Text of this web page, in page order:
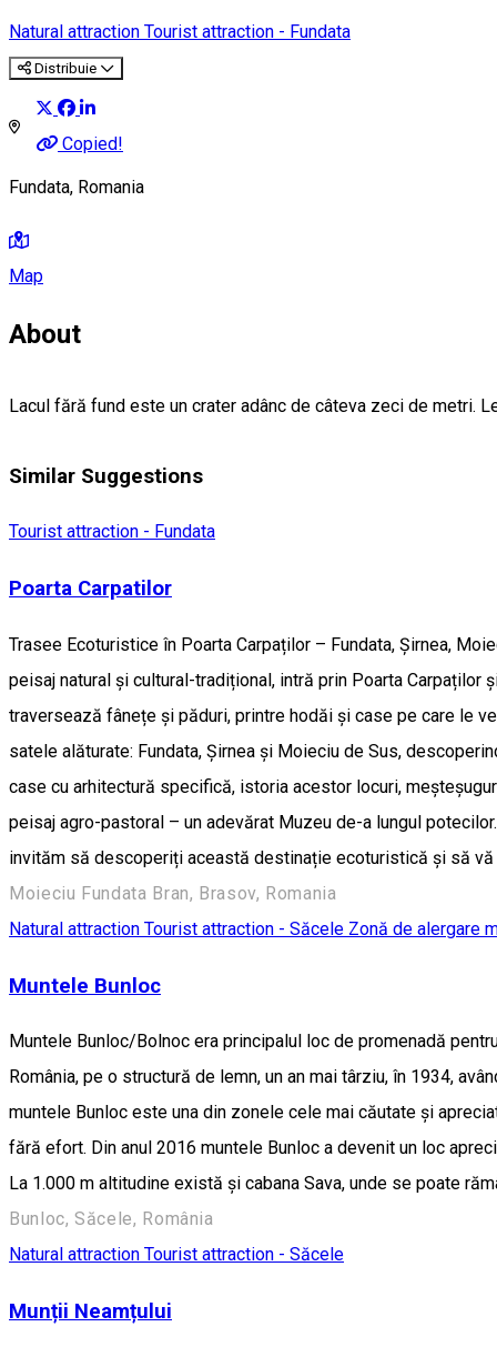
Natural attraction Tourist attraction - Fundata
Distribuie
Copied!
Fundata, Romania
Map
About
Lacul fără fund este un crater adânc de câteva zeci de metri.
Similar Suggestions
Tourist attraction - Fundata
Poarta Carpatilor
Trasee Ecoturistice în Poarta Carpaților – Fundata, Șirnea,
peisaj natural și cultural-tradițional, intră prin Poarta
traversează fânețe și păduri, printre hodăi și case pe care le
satele alăturate: Fundata, Șirnea și Moieciu de Sus,
case cu arhitectură specifică, istoria acestor locuri,
peisaj agro-pastoral – un adevărat Muzeu de-a lungul
invităm să descoperiți această destinație ecoturistică și să
Moieciu Fundata Bran, Brasov, Romania
Natural attraction Tourist attraction - Săcele Zonă de alergare
Muntele Bunloc
Muntele Bunloc/Bolnoc era principalul loc de promenadă
România, pe o structură de lemn, un an mai târziu, în 1934,
muntele Bunloc este una din zonele cele mai căutate și
fără efort. Din anul 2016 muntele Bunloc a devenit un loc
La 1.000 m altitudine există și cabana Sava, unde se poate
Bunloc, Săcele, România
Natural attraction Tourist attraction - Săcele
Munții Neamțului